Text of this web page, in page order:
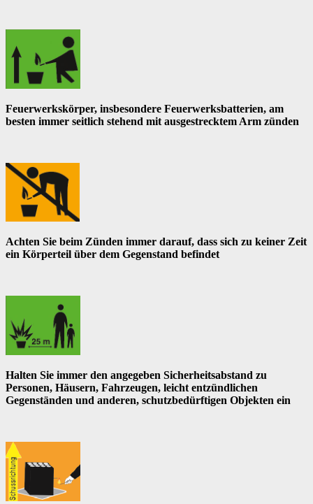
Feuerwerkskörper, insbesondere Feuerwerksbatterien, am
besten immer seitlich stehend mit ausgestrecktem Arm zünden
Achten Sie beim Zünden immer darauf, dass sich zu keiner Zeit
ein Körperteil über dem Gegenstand befindet
Halten Sie immer den angegeben Sicherheitsabstand zu
Personen, Häusern, Fahrzeugen, leicht entzündlichen
Gegenständen und anderen, schutzbedürftigen Objekten ein